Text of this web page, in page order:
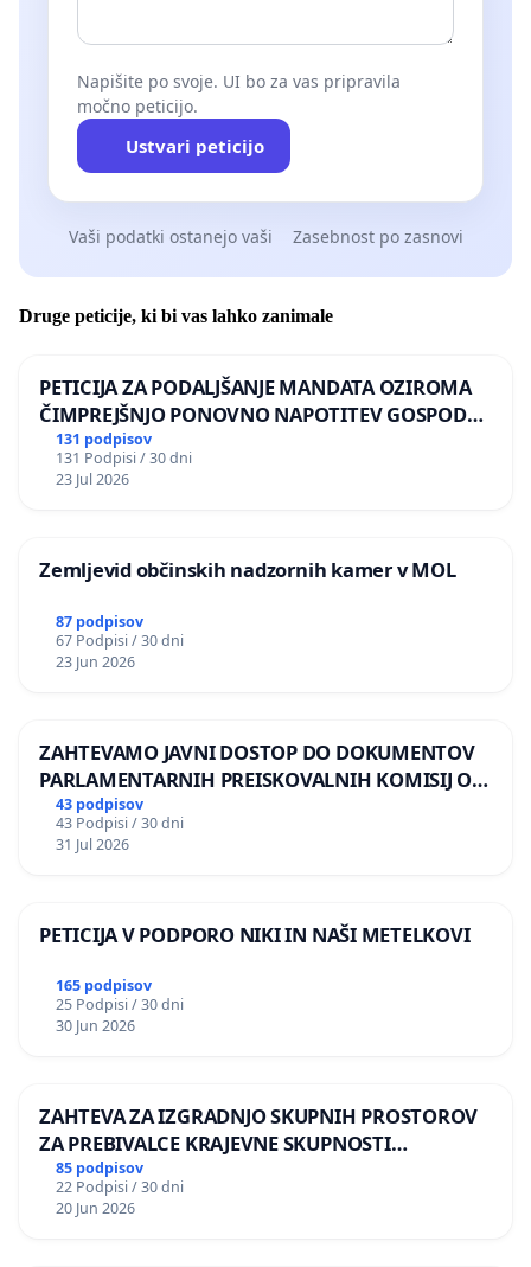
Napišite po svoje. UI bo za vas pripravila
močno peticijo.
Ustvari peticijo
Vaši podatki ostanejo vaši Zasebnost po zasnovi
Druge peticije, ki bi vas lahko zanimale
PETICIJA ZA PODALJŠANJE MANDATA OZIROMA
ČIMPREJŠNJO PONOVNO NAPOTITEV GOSPODA
BERNARDA ŠRAJNERJA NA VELEPOSLANIŠTVO
REPUBLIKE SLOVENIJE V MOSKVI
131 podpisov
131 Podpisi / 30 dni
23 Jul 2026
Zemljevid občinskih nadzornih kamer v MOL
87 podpisov
67 Podpisi / 30 dni
23 Jun 2026
ZAHTEVAMO JAVNI DOSTOP DO DOKUMENTOV
PARLAMENTARNIH PREISKOVALNIH KOMISIJ O
ILEGALNI TRGOVINI Z OROŽJEM
43 podpisov
43 Podpisi / 30 dni
31 Jul 2026
PETICIJA V PODPORO NIKI IN NAŠI METELKOVI
165 podpisov
25 Podpisi / 30 dni
30 Jun 2026
ZAHTEVA ZA IZGRADNJO SKUPNIH PROSTOROV
ZA PREBIVALCE KRAJEVNE SKUPNOSTI
PRESTRANEK
85 podpisov
22 Podpisi / 30 dni
20 Jun 2026